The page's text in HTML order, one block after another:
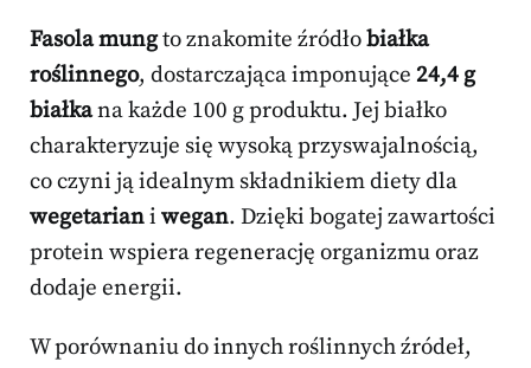
Fasola mungto znakomite źródłobiałka
roślinnego, dostarczająca imponujące 24,4 g
białkana każde 100 g produktu. Jej białko
charakteryzuje się wysoką przyswajalnością,
co czyni ją idealnym składnikiem diety dla
wegetariani wegan. Dzięki bogatej zawartości
protein wspiera regenerację organizmu oraz
dodaje energii.
W porównaniu do innych roślinnych źródeł,